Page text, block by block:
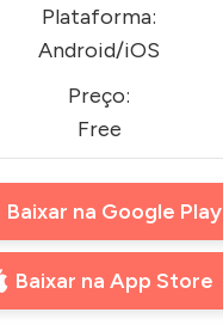
Plataforma:
Android/iOS
Preço:
Free
Baixar na Google Play
Baixar na App Store